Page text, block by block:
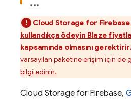
Cloud Storage for Firebase
kullandıkça ödeyin Blaze
kapsamında olmasını gerektirir.
varsayılan paketine erişim için de
bilgi edinin.
Cloud Storage for Firebase,